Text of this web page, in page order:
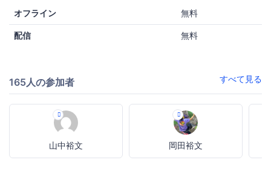
オフライン 無料
配信 無料
165人の参加者 すべて見る
山中裕文 岡田裕文